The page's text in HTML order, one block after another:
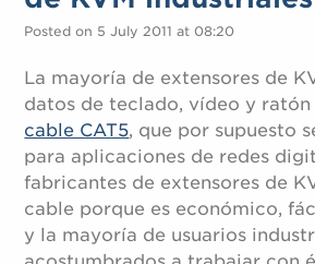
Posted on 5 July 2011 at 08:20
La mayoría de extensores de
datos de teclado, vídeo y ratón
cable CAT5, que por supuesto
para aplicaciones de redes
fabricantes de extensores de
cable porque es económico,
y la mayoría de usuarios